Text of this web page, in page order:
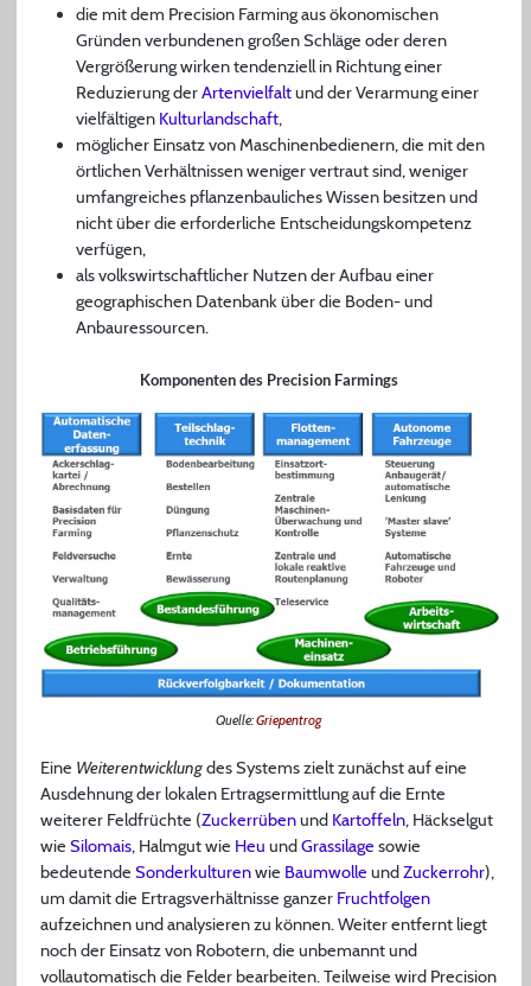
die mit dem Precision Farming aus ökonomischen
Gründen verbundenen großen Schläge oder deren
Vergrößerung wirken tendenziell in Richtung einer
Reduzierung derArtenvielfaltund der Verarmung einer
vielfältigen Kulturlandschaft,
möglicher Einsatz von Maschinenbedienern, die mit den
örtlichen Verhältnissen weniger vertraut sind, weniger
umfangreiches pflanzenbauliches Wissen besitzen und
nicht über die erforderliche Entscheidungskompetenz
verfügen,
als volkswirtschaftlicher Nutzen der Aufbau einer
geographischen Datenbank über die Boden- und
Anbauressourcen.
Komponenten des Precision Farmings
Quelle:Griepentrog
Eine Weiterentwicklungdes Systems zielt zunächst auf eine
Ausdehnung der lokalen Ertragsermittlung auf die Ernte
weiterer Feldfrüchte (Zuckerrübenund Kartoffeln, Häckselgut
wie Silomais, Halmgut wie Heu undGrassilage sowie
bedeutende Sonderkulturenwie Baumwolle undZuckerrohr),
um damit die Ertragsverhältnisse ganzer Fruchtfolgen
aufzeichnen und analysieren zu können. Weiter entfernt liegt
noch der Einsatz von Robotern, die unbemannt und
vollautomatisch die Felder bearbeiten. Teilweise wird Precision